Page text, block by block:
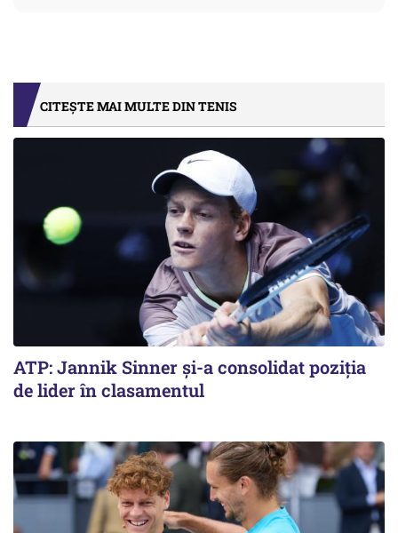
CITEȘTE MAI MULTE DIN TENIS
ATP: Jannik Sinner și-a consolidat poziția
de lider în clasamentul